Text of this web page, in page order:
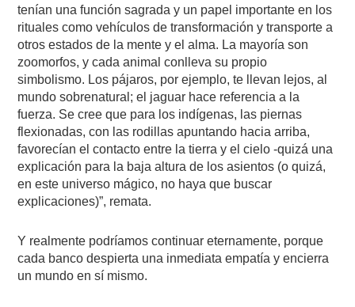
tenían una función sagrada y un papel importante en los
rituales como vehículos de transformación y transporte a
otros estados de la mente y el alma. La mayoría son
zoomorfos, y cada animal conlleva su propio
simbolismo. Los pájaros, por ejemplo, te llevan lejos, al
mundo sobrenatural; el jaguar hace referencia a la
fuerza. Se cree que para los indígenas, las piernas
flexionadas, con las rodillas apuntando hacia arriba,
favorecían el contacto entre la tierra y el cielo -quizá una
explicación para la baja altura de los asientos (o quizá,
en este universo mágico, no haya que buscar
explicaciones)”, remata.
Y realmente podríamos continuar eternamente, porque
cada banco despierta una inmediata empatía y encierra
un mundo en sí mismo.